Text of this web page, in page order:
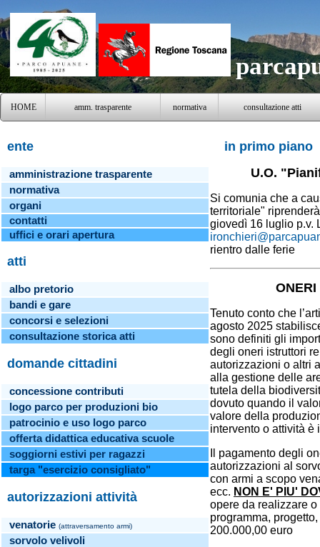
HOME amm. trasparente normativa consultazione atti
ente
amministrazione trasparente
normativa
organi
contatti
uffici e orari apertura
atti
albo pretorio
bandi e gare
concorsi e selezioni
consultazione storica atti
domande cittadini
concessione contributi
logo parco per produzioni bio
patrocinio e uso logo parco
offerta didattica educativa scuole
soggiorni estivi per ragazzi
targa "esercizio consigliato"
autorizzazioni attività
venatorie (attraversamento armi)
sorvolo velivoli
in primo piano
U.O.
Si comunia che a
territoriale"
giovedì 16 luglio p.v.
rientro dalle ferie
ONERI
Tenuto conto che
agosto 2025
sono definiti gli
degli oneri istruttori
autorizzazioni o altri
alla gestione delle
tutela della
dovuto quando il
valore della
intervento o attività è
Il pagamento degli
autorizzazioni al
con armi a scopo
ecc. NON E' PIU'
opere da realizzare
programma,
200.000,00 euro